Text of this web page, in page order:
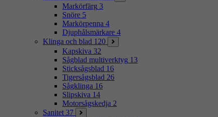
Markörfärg 3
Snöre 5
Markörpenna 4
Djuphålsmärkare 4
Klinga och blad 120
Kapskiva 32
Sågblad multiverktyg 13
Sticksågsblad 16
Tigersågsblad 26
Sågklinga 16
Slipskiva 14
Motorsågskedja 2
Sanitet 37